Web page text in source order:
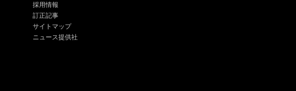
採用情報
訂正記事
サイトマップ
ニュース提供社